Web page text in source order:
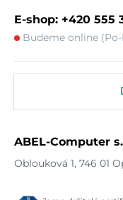
E-shop: +420 555
Budeme online (Po-
ABEL-Computer
Oblouková 1, 746 01